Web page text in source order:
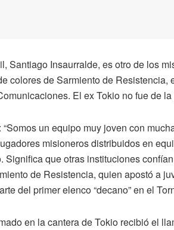
Santiago Insaurralde, es otro de los
colores de Sarmiento de
El ex Tokio no fue de
misioneros distribuidos en
Significa que otras instituciones
de Resistencia, quien apostó a
del primer elenco “decano” en el
en la cantera de Tokio recibió el